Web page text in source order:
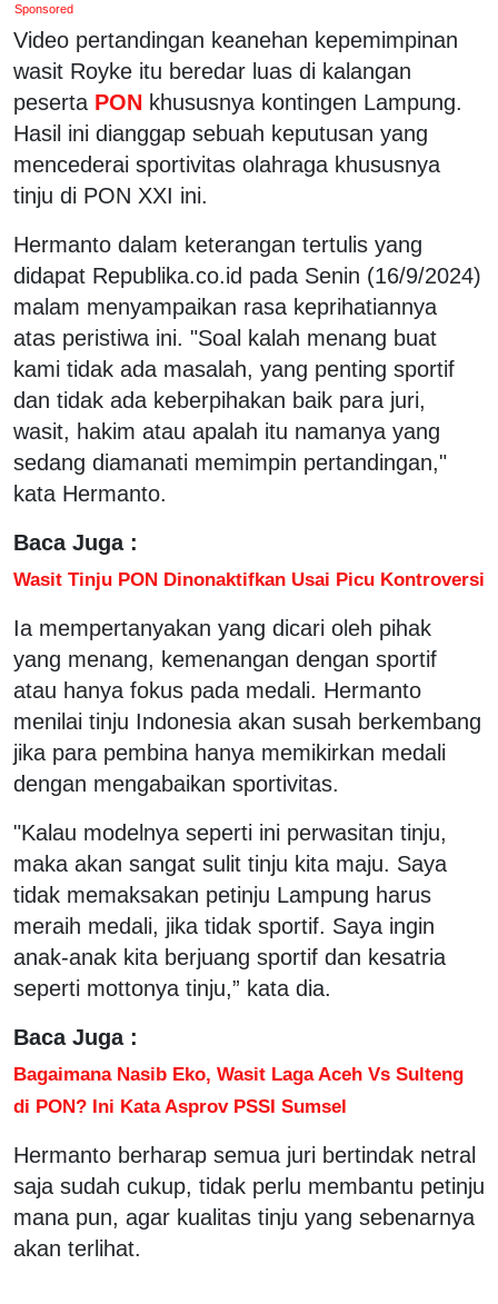
Sponsored
Video pertandingan keanehan kepemimpinan
wasit Royke itu beredar luas di kalangan
peserta PON khususnya kontingen Lampung.
Hasil ini dianggap sebuah keputusan yang
mencederai sportivitas olahraga khususnya
tinju di PON XXI ini.
Hermanto dalam keterangan tertulis yang
didapat Republika.co.id pada Senin (16/9/2024)
malam menyampaikan rasa keprihatiannya
atas peristiwa ini. "Soal kalah menang buat
kami tidak ada masalah, yang penting sportif
dan tidak ada keberpihakan baik para juri,
wasit, hakim atau apalah itu namanya yang
sedang diamanati memimpin pertandingan,"
kata Hermanto.
Baca Juga :
Wasit Tinju PON Dinonaktifkan Usai Picu Kontroversi
Ia mempertanyakan yang dicari oleh pihak
yang menang, kemenangan dengan sportif
atau hanya fokus pada medali. Hermanto
menilai tinju Indonesia akan susah berkembang
jika para pembina hanya memikirkan medali
dengan mengabaikan sportivitas.
"Kalau modelnya seperti ini perwasitan tinju,
maka akan sangat sulit tinju kita maju. Saya
tidak memaksakan petinju Lampung harus
meraih medali, jika tidak sportif. Saya ingin
anak-anak kita berjuang sportif dan kesatria
seperti mottonya tinju,” kata dia.
Baca Juga :
Bagaimana Nasib Eko, Wasit Laga Aceh Vs Sulteng
di PON? Ini Kata Asprov PSSI Sumsel
Hermanto berharap semua juri bertindak netral
saja sudah cukup, tidak perlu membantu petinju
mana pun, agar kualitas tinju yang sebenarnya
akan terlihat.